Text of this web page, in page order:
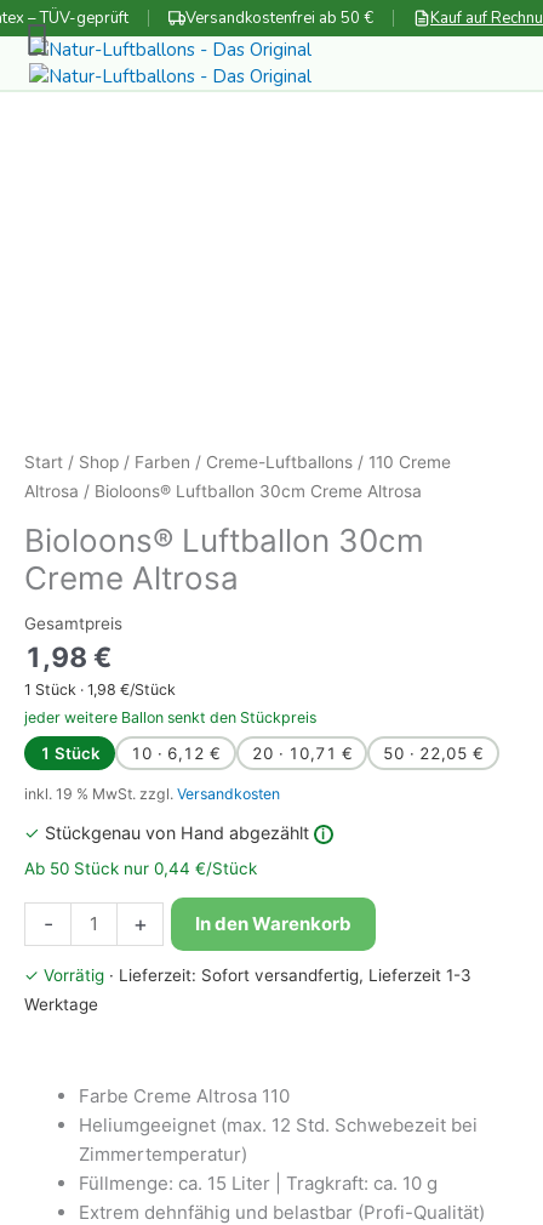
Zum
Inhalt
springen
– TÜV-geprüft Versandkostenfrei ab 50 € Kauf auf
Start / Shop / Farben / Creme-Luftballons / 110 Creme
Altrosa / Bioloons® Luftballon 30cm Creme Altrosa
Bioloons® Luftballon 30cm
Creme Altrosa
Gesamtpreis
1,98 €
1 Stück · 1,98 €/Stück
jeder weitere Ballon senkt den Stückpreis
1 Stück 10 · 6,12 € 20 · 10,71 € 50 · 22,05 €
inkl. 19 % MwSt. zzgl. Versandkosten
✓ Stückgenau von Hand abgezählt i
Ab 50 Stück nur 0,44 €/Stück
-
Bioloons®
Luftballon
30cm
Creme
+ In den Warenkorb
✓ Vorrätig · Lieferzeit: Sofort versandfertig, Lieferzeit 1-3
Werktage
Farbe Creme Altrosa 110
Heliumgeeignet (max. 12 Std. Schwebezeit bei
Zimmertemperatur)
Füllmenge: ca. 15 Liter | Tragkraft: ca. 10 g
Extrem dehnfähig und belastbar (Profi-Qualität)